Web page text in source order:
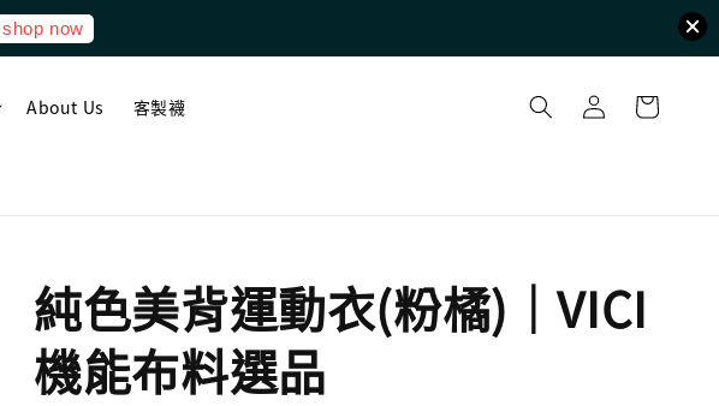
shop now
About Us 客製襪
純色美背運動衣(粉橘)｜VICI
機能布料選品